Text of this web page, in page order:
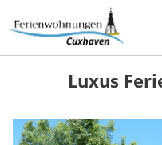
Luxus